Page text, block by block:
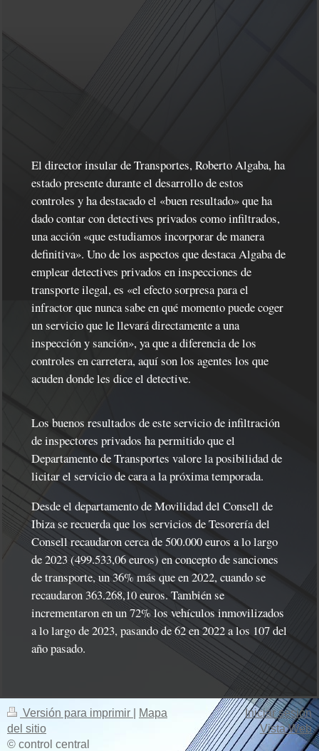
El director insular de Transportes, Roberto Algaba, ha
estado presente durante el desarrollo de estos
controles y ha destacado el «buen resultado» que ha
dado contar con detectives privados como infiltrados,
una acción «que estudiamos incorporar de manera
definitiva». Uno de los aspectos que destaca Algaba de
emplear detectives privados en inspecciones de
transporte ilegal, es «el efecto sorpresa para el
infractor que nunca sabe en qué momento puede coger
un servicio que le llevará directamente a una
inspección y sanción», ya que a diferencia de los
controles en carretera, aquí son los agentes los que
acuden donde les dice el detective.
Los buenos resultados de este servicio de infiltración
de inspectores privados ha permitido que el
Departamento de Transportes valore la posibilidad de
licitar el servicio de cara a la próxima temporada.
Desde el departamento de Movilidad del Consell de
Ibiza se recuerda que los servicios de Tesorería del
Consell recaudaron cerca de 500.000 euros a lo largo
de 2023 (499.533,06 euros) en concepto de sanciones
de transporte, un 36% más que en 2022, cuando se
recaudaron 363.268,10 euros. También se
incrementaron en un 72% los vehículos inmovilizados
a lo largo de 2023, pasando de 62 en 2022 a los 107 del
año pasado.
Versión para imprimir
Mapa
del sitio
© control central
Iniciar sesión
Vista Web